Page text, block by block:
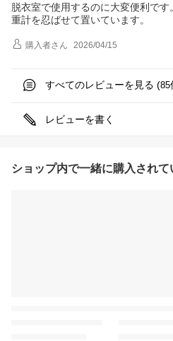
脱衣室で使用するのに大変便利で
重計を忍ばせて置いています。
購入者さん 2026/04/15
すべてのレビューを見る (85
レビューを書く
ショップ内で一緒に購入されて